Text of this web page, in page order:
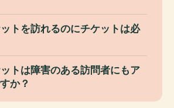
トを訪れるのにチケットは必
トは障害のある訪問者にもア
か？